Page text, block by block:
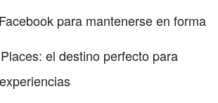
para mantenerse en forma
el destino perfecto para